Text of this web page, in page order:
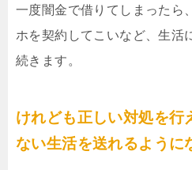
一度闇金で借りてしまったら
ホを契約してこいなど、生活
続きます。
けれども正しい対処を行
ない生活を送れるように